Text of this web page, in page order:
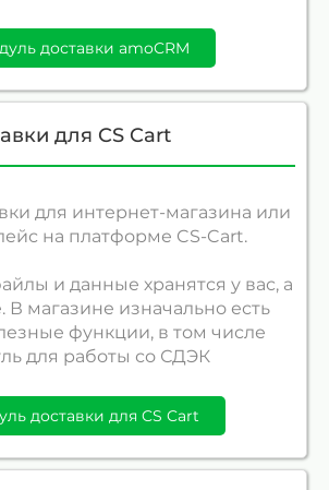
доставки amoCRM
для CS Cart
для интернет-магазина или
на платформе CS-Cart.
и данные хранятся у вас, а
В магазине изначально есть
функции, в том числе
для работы со СДЭК
доставки для CS Cart